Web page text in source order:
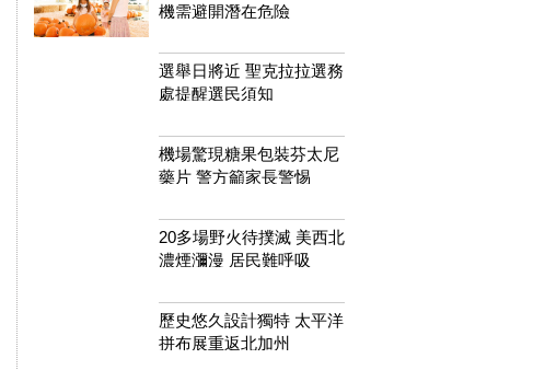
機需避開潛在危險
選舉日將近 聖克拉拉選務
處提醒選民須知
機場驚現糖果包裝芬太尼
藥片 警方籲家長警惕
20多場野火待撲滅 美西北
濃煙瀰漫 居民難呼吸
歷史悠久設計獨特 太平洋
拼布展重返北加州